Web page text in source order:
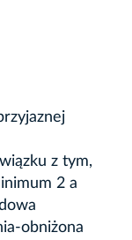
z tym,
2 a
obniżona